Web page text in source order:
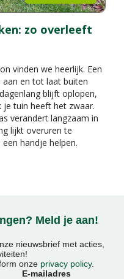
zo overleeft
vinden we heerlijk. Een
en tot laat buiten
blijft oplopen,
tuin heeft het zwaar.
verandert langzaam in
lijkt overuren te
handje helpen.
Meld je aan!
nieuwsbrief met acties,
onze privacy policy.
E-mailadres